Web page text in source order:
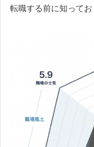
転職する前に知ってお